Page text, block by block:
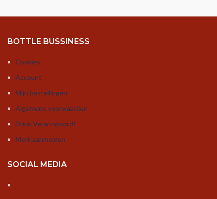
BOTTLE BUSSINESS
Cookies
Account
Mijn bestellingen
Algemene voorwaarden
Drink Verantwoord!
Merk aanmelden
SOCIAL MEDIA